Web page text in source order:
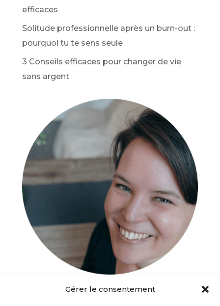
Gérer le consentement
efficaces
Solitude professionnelle après un burn-out :
pourquoi tu te sens seule
3 Conseils efficaces pour changer de vie
sans argent